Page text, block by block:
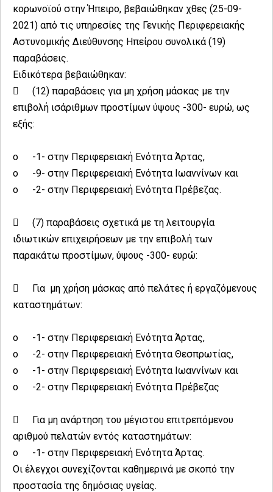
κορωνοϊού στην Ήπειρο, βεβαιώθηκαν χθες (25-09-
2021) από τις υπηρεσίες της Γενικής Περιφερειακής
Αστυνομικής Διεύθυνσης Ηπείρου συνολικά (19)
παραβάσεις.
Ειδικότερα βεβαιώθηκαν:

(12) παραβάσεις για μη χρήση μάσκας με την
επιβολή ισάριθμων προστίμων ύψους -300- ευρώ, ως
εξής:
o
-1- στην Περιφερειακή Ενότητα Άρτας,
o
-9- στην Περιφερειακή Ενότητα Ιωαννίνων και
o
-2- στην Περιφερειακή Ενότητα Πρέβεζας.

(7) παραβάσεις σχετικά με τη λειτουργία
ιδιωτικών επιχειρήσεων με την επιβολή των
παρακάτω προστίμων, ύψους -300- ευρώ:

Για μη χρήση μάσκας από πελάτες ή εργαζόμενους
καταστημάτων:
o
-1- στην Περιφερειακή Ενότητα Άρτας,
o
-2- στην Περιφερειακή Ενότητα Θεσπρωτίας,
o
-1- στην Περιφερειακή Ενότητα Ιωαννίνων και
o
-2- στην Περιφερειακή Ενότητα Πρέβεζας

Για μη ανάρτηση του μέγιστου επιτρεπόμενου
αριθμού πελατών εντός καταστημάτων:
o
-1- στην Περιφερειακή Ενότητα Άρτας.
Οι έλεγχοι συνεχίζονται καθημερινά με σκοπό την
προστασία της δημόσιας υγείας.